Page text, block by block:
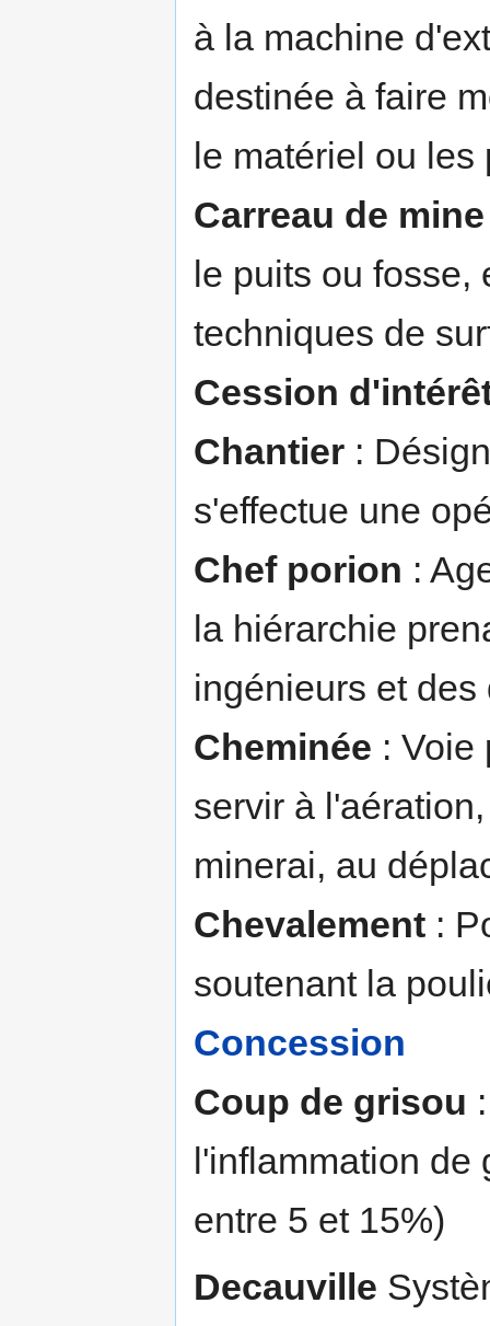
à la machine
destinée à faire
le matériel ou les
Carreau de mine
le puits ou fosse,
techniques de
Cession
Chantier :
s'effectue une
Chef porion :
la hiérarchie
ingénieurs et des
Cheminée : Voie
servir à
minerai, au
Chevalement :
soutenant la
Concession
Coup de grisou
l'inflammation de
entre 5 et 15%)
Decauville